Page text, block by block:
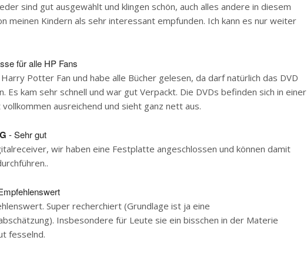
sind gut ausgewählt und klingen schön, auch alles andere in diesem
meinen Kindern als sehr interessant empfunden. Ich kann es nur weiter
für alle HP Fans
Potter Fan und habe alle Bücher gelesen, da darf natürlich das DVD
Es kam sehr schnell und war gut Verpackt. Die DVDs befinden sich in einer
ausreichend und sieht ganz nett aus.
- Sehr gut
wir haben eine Festplatte angeschlossen und können damit
Super recherchiert (Grundlage ist ja eine
Insbesondere für Leute sie ein bisschen in der Materie
fesselnd.